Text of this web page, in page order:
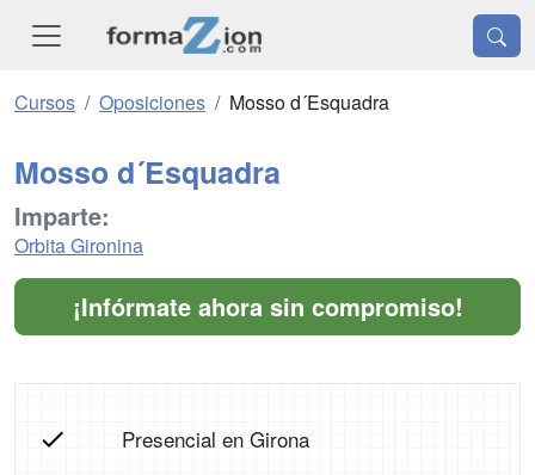
Cursos Oposiciones Mosso d´Esquadra
Mosso d´Esquadra
Imparte:
Orbita Gironina
¡Infórmate ahora sin compromiso!
Presencial en Girona